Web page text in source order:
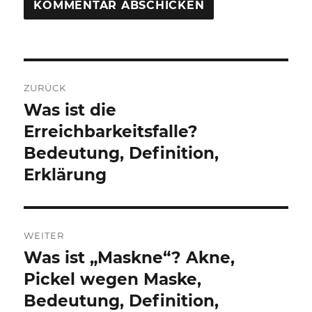
ZURÜCK
Vorheriger
Beitrag:
Was ist die
Erreichbarkeitsfalle?
Bedeutung, Definition,
Erklärung
WEITER
Nächster
Beitrag:
Was ist „Maskne“? Akne,
Pickel wegen Maske,
Bedeutung, Definition,